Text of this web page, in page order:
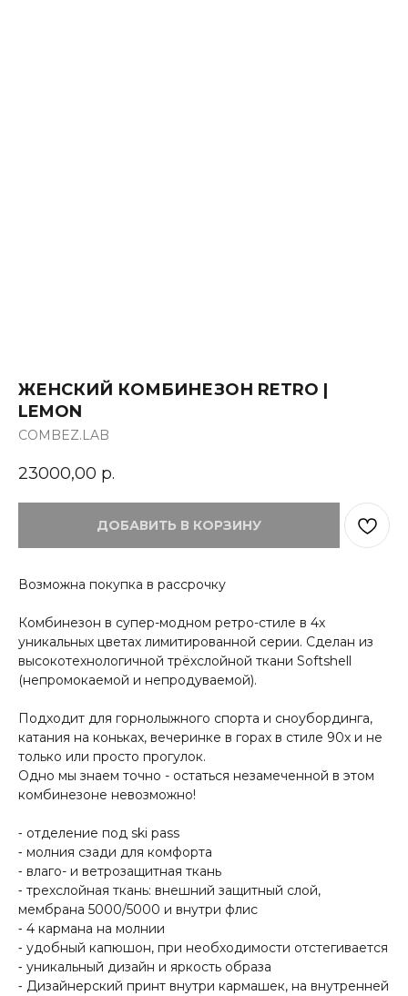
ЖЕНСКИЙ КОМБИНЕЗОН RETRO |
LEMON
COMBEZ.LAB
23000,00 р.
ДОБАВИТЬ В КОРЗИНУ
Возможна покупка в рассрочку
Комбинезон в супер-модном ретро-стиле в 4х
уникальных цветах лимитированной серии. Сделан из
высокотехнологичной трёхслойной ткани Softshell
(непромокаемой и непродуваемой).
Подходит для горнолыжного спорта и сноубординга,
катания на коньках, вечеринке в горах в стиле 90х и не
только или просто прогулок.
Одно мы знаем точно - остаться незамеченной в этом
комбинезоне невозможно!
⁃ отделение под ski pass
⁃ молния сзади для комфорта
⁃ влаго- и ветрозащитная ткань
⁃ трехслойная ткань: внешний защитный слой,
мембрана 5000/5000 и внутри флис
⁃ 4 кармана на молнии
⁃ удобный капюшон, при необходимости отстегивается
⁃ уникальный дизайн и яркость образа
⁃ Дизайнерский принт внутри кармашек, на внутренней